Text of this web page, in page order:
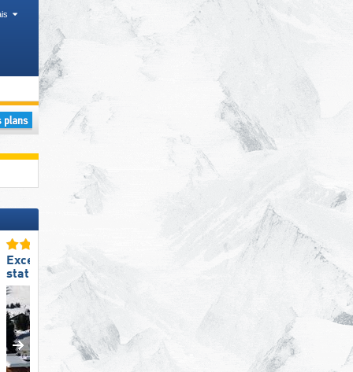
Excellente
station de ski familiale
Excellente
taille de domaine skiable